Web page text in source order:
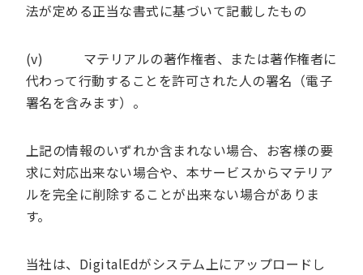
法が定める正当な書式に基づいて記載したもの
(v) マテリアルの著作権者、または著作権者に
代わって行動することを許可された人の署名（電子
署名を含みます）。
上記の情報のいずれか含まれない場合、お客様の要
求に対応出来ない場合や、本サービスからマテリア
ルを完全に削除することが出来ない場合がありま
す。
当社は、DigitalEdがシステム上にアップロードし